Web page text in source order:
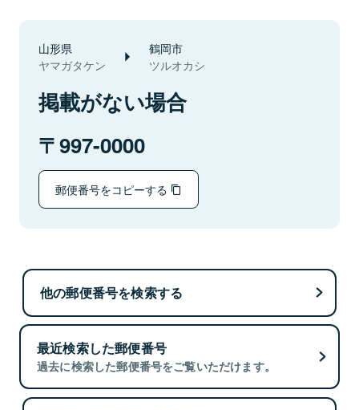
山形県
ヤマガタケン
鶴岡市
ツルオカシ
掲載がない場合
997-0000
郵便番号をコピーする
他の郵便番号を検索する
最近検索した郵便番号
過去に検索した郵便番号をご覧いただけます。